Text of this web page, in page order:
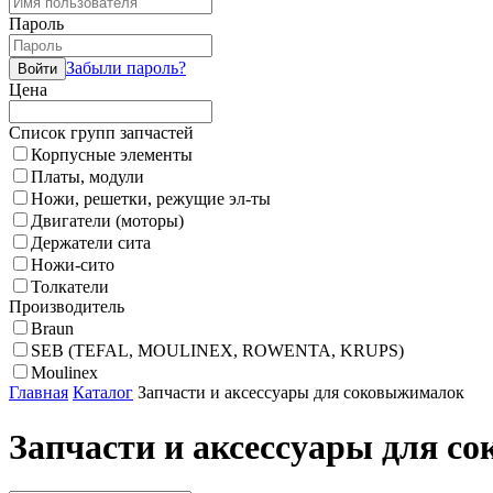
Пароль
Забыли пароль?
Цена
Список групп запчастей
Корпусные элементы
Платы, модули
Ножи, решетки, режущие эл-ты
Двигатели (моторы)
Держатели сита
Ножи-сито
Толкатели
Производитель
Braun
SEB (TEFAL, MOULINEX, ROWENTA, KRUPS)
Moulinex
Главная Каталог Запчасти и аксессуары для соковыжималок
Запчасти и аксессуары для